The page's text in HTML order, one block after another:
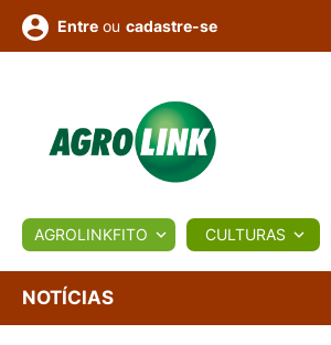
BIOLÓGICOS COTAÇÕES
Entre ou cadastre-se
AGROLINKFITO CULTURAS
NOTÍCIAS